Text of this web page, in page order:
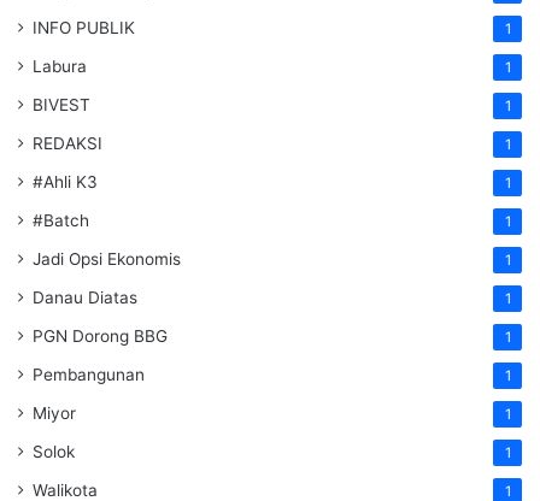
INFO PUBLIK 1
Labura 1
BIVEST 1
REDAKSI 1
#Ahli K3 1
#Batch 1
Jadi Opsi Ekonomis 1
Danau Diatas 1
PGN Dorong BBG 1
Pembangunan 1
Miyor 1
Solok 1
Walikota 1